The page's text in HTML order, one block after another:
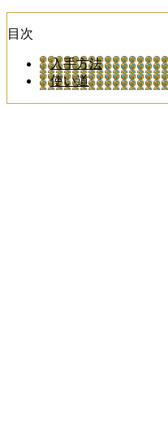
目次
入手方法
使い道